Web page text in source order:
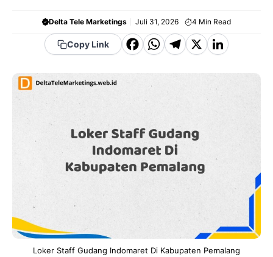
Delta Tele Marketings Juli 31, 2026 4 Min Read
Copy Link
F
e
b
o
o
W
a
t
s
A
p
T
g
r
a
m
X Li
k
e
Loker Staff Gudang Indomaret Di Kabupaten Pemalang